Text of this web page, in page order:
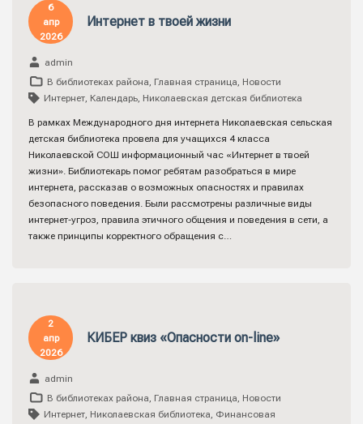
6
апр
2026
Интернет в твоей жизни
admin
В библиотеках района, Главная страница, Новости
Интернет, Календарь, Николаевская детская библиотека
В рамках Международного дня интернета Николаевская сельская
детская библиотека провела для учащихся 4 класса
Николаевской СОШ информационный час «Интернет в твоей
жизни». Библиотекарь помог ребятам разобраться в мире
интернета, рассказав о возможных опасностях и правилах
безопасного поведения. Были рассмотрены различные виды
интернет-угроз, правила этичного общения и поведения в сети, а
также принципы корректного обращения с…
2
апр
2026
КИБЕР квиз «Опасности on-line»
admin
В библиотеках района, Главная страница, Новости
Интернет, Николаевская библиотека, Финансовая